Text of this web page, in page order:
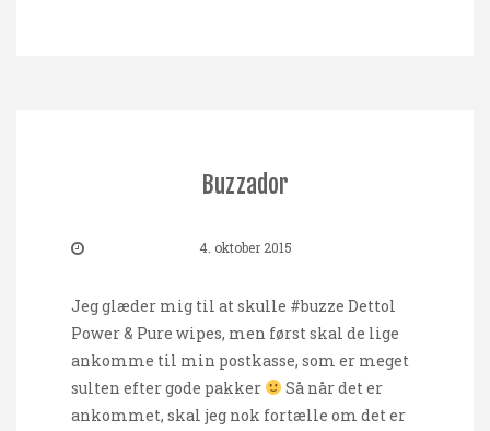
Buzzador
4. oktober 2015
Jeg glæder mig til at skulle #buzze Dettol
Power & Pure wipes, men først skal de lige
ankomme til min postkasse, som er meget
sulten efter gode pakker
Så når det er
ankommet, skal jeg nok fortælle om det er